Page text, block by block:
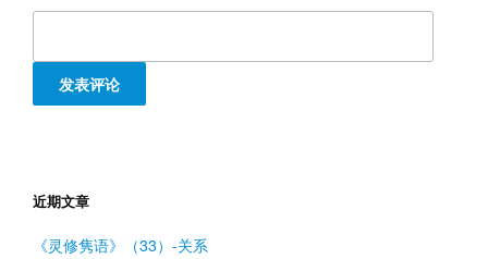
近期文章
《灵修隽语》（33）-关系